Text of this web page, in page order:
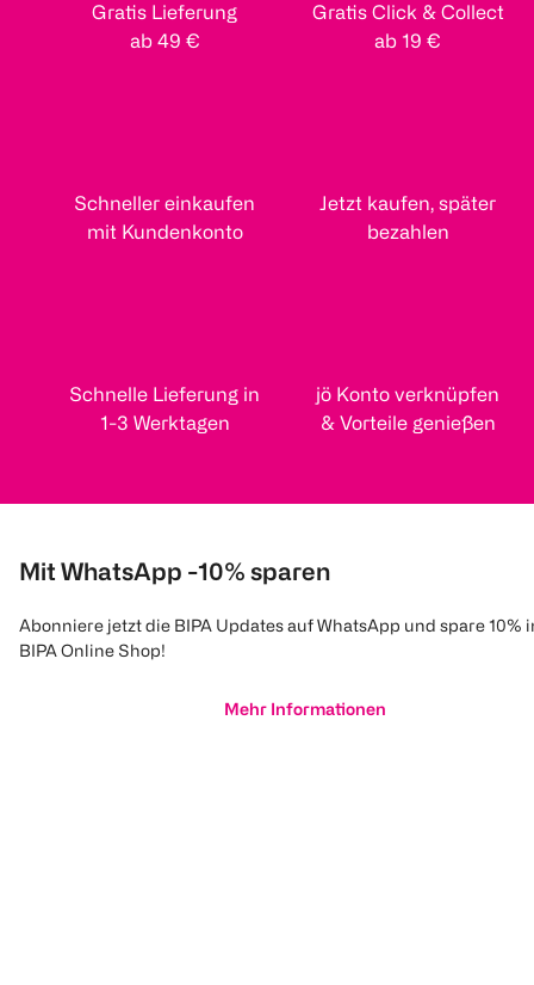
Gratis Lieferung
ab 49 €
Gratis Click & Collect
ab 19 €
Schneller einkaufen
mit Kundenkonto
Jetzt kaufen, später
bezahlen
Schnelle Lieferung in
1-3 Werktagen
jö Konto verknüpfen
& Vorteile genießen
Mit WhatsApp -10% sparen
Abonniere jetzt die BIPA Updates auf WhatsApp und spare 10%
BIPA Online Shop!
Mehr Informationen